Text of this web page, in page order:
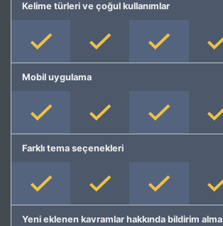
Kelime türleri ve çoğul kullanımlar
Mobil uygulama
Farklı tema seçenekleri
Yeni eklenen kavramlar hakkında bildirim alma